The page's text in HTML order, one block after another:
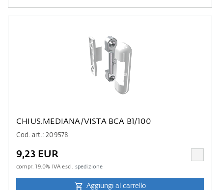
CHIUS.MEDIANA/VISTA BCA B1/100
Cod. art.: 209578
9,23 EUR
compr.19.0% IVA escl. spedizione
Aggiungi al carrello